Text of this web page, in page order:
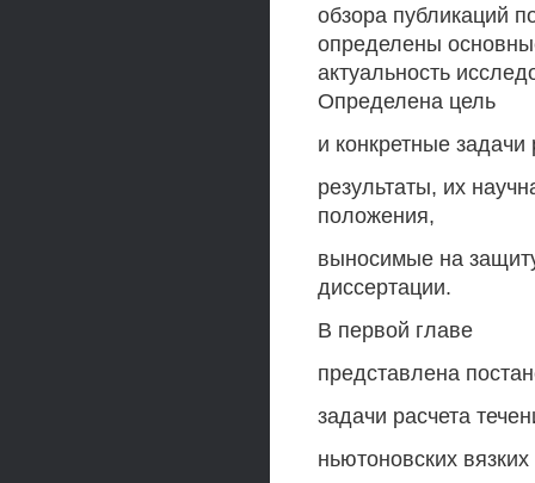
обзора публикаций
определены
актуальность
Определена цель
и конкретные
результаты, их
положения,
выносимые на
диссертации.
В первой главе
представлена
задачи расчета
ньютоновских вязких